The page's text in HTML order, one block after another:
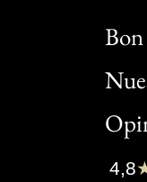
Bon
Clic
4,8